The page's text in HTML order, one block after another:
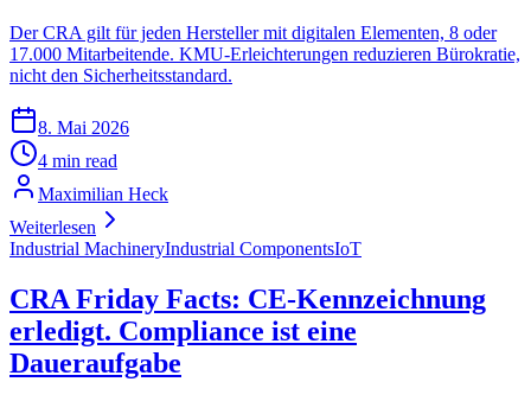
Der CRA gilt für jeden Hersteller mit digitalen Elementen, 8 oder
17.000 Mitarbeitende. KMU-Erleichterungen reduzieren Bürokratie,
nicht den Sicherheitsstandard.
8. Mai 2026
4 min read
Maximilian Heck
Weiterlesen
Industrial MachineryIndustrial ComponentsIoT
CRA Friday Facts: CE-Kennzeichnung
erledigt. Compliance ist eine
Daueraufgabe